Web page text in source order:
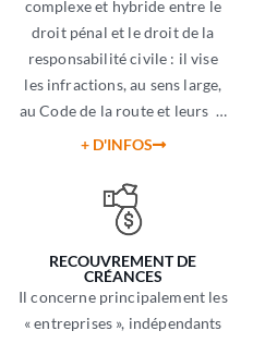
complexe et hybride entre le
droit pénal et le droit de la
responsabilité civile : il vise
les infractions, au sens large,
au Code de la route et leurs …
+ D'INFOS
RECOUVREMENT DE
CRÉANCES
Il concerne principalement les
« entreprises », indépendants